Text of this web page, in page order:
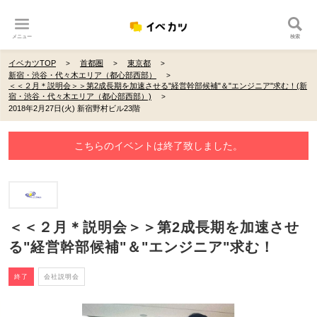
メニュー 検索
イベカツTOP 首都圏
東京都
新宿・渋谷・代々木エリア（都心部西部）
＜＜２月＊説明会＞＞第2成長期を加速させる"経営幹部候補"＆"エンジニア"求む！(新
宿・渋谷・代々木エリア（都心部西部）)
2018年2月27日(火) 新宿野村ビル23階
こちらのイベントは終了致しました。
＜＜２月＊説明会＞＞第2成長期を加速させ
る"経営幹部候補"＆"エンジニア"求む！
終了 会社説明会